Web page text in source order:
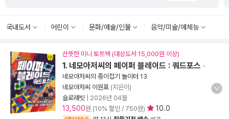
국내도서 어린이 문화/예술/인물 음악/미술/예체능
산뜻한 미니 토트백 (대상도서 15,000원 이상)
1. 네모아저씨의 페이퍼 블레이드 : 쿼드포스 -
네모아저씨의 종이접기 놀이터 13
네모아저씨 이원표 (지은이)
슬로래빗
2026년 04월
13,500원 (10% 할인 / 750원) 10.0